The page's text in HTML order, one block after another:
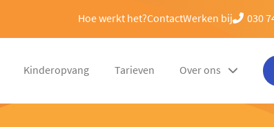
Hoe werkt het?ContactWerken bij 030
Kinderopvang Tarieven Over ons